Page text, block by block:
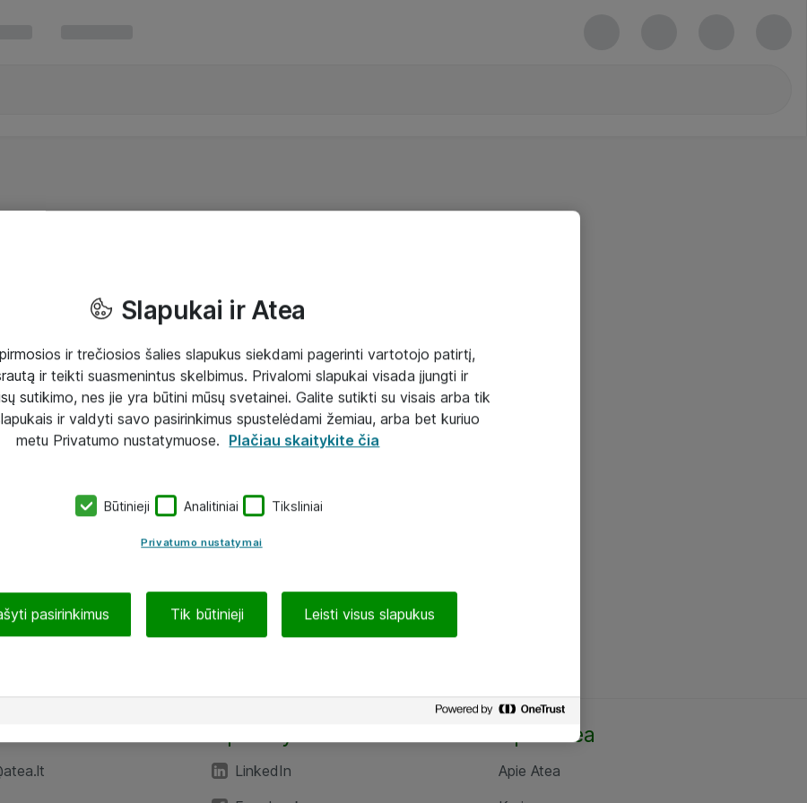
LinkedIn
Apie Atea
Apie Atea
Slapukai ir Atea
ir trečiosios šalies slapukus siekdami pagerinti vartotojo patirtį,
ir teikti suasmenintus skelbimus. Privalomi slapukai visada įjungti ir
sutikimo, nes jie yra būtini mūsų svetainei. Galite sutikti su visais arba tik
ir valdyti savo pasirinkimus spustelėdami žemiau, arba bet kuriuo
metu Privatumo nustatymuose. Plačiau skaitykite čia
Būtinieji Analitiniai Tiksliniai
Privatumo nustatymai
pasirinkimus Tik būtinieji Leisti visus slapukus